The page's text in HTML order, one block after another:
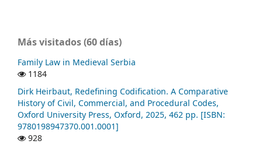
Más visitados (60 días)
Family Law in Medieval Serbia
1184
Dirk Heirbaut, Redefining Codification. A Comparative
History of Civil, Commercial, and Procedural Codes,
Oxford University Press, Oxford, 2025, 462 pp. [ISBN:
9780198947370.001.0001]
928